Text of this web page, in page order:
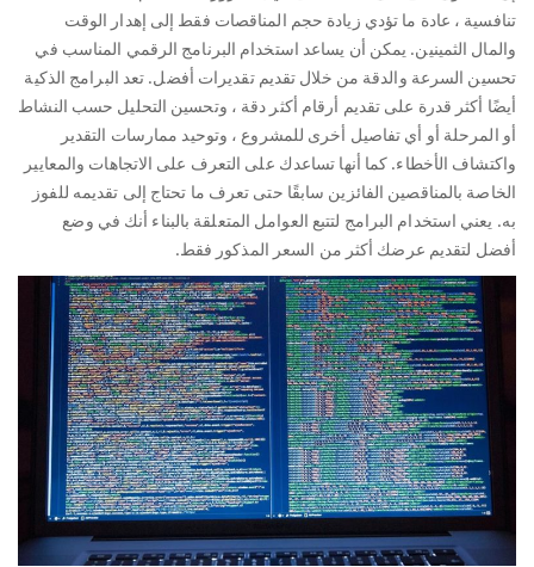
تنافسية ، عادة ما تؤدي زيادة حجم المناقصات فقط إلى إهدار الوقت
والمال الثمينين. يمكن أن يساعد استخدام البرنامج الرقمي المناسب في
تحسين السرعة والدقة من خلال تقديم تقديرات أفضل. تعد البرامج الذكية
أيضًا أكثر قدرة على تقديم أرقام أكثر دقة ، وتحسين التحليل حسب النشاط
أو المرحلة أو أي تفاصيل أخرى للمشروع ، وتوحيد ممارسات التقدير
واكتشاف الأخطاء. كما أنها تساعدك على التعرف على الاتجاهات والمعايير
الخاصة بالمناقصين الفائزين سابقًا حتى تعرف ما تحتاج إلى تقديمه للفوز
به. يعني استخدام البرامج لتتبع العوامل المتعلقة بالبناء أنك في وضع
أفضل لتقديم عرضك أكثر من السعر المذكور فقط.